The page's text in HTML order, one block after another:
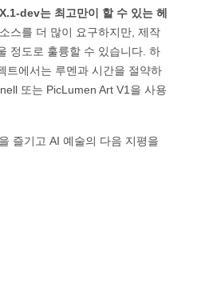
dev는 최고만이 할 수 있는 헤
스를 더 많이 요구하지만, 제작
정도로 훌륭할 수 있습니다. 하
트에서는 루멘과 시간을 절약하
또는 PicLumen Art V1을 사용
즐기고 AI 예술의 다음 지평을